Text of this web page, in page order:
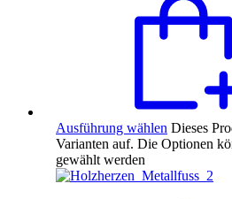
Ausführung wählen Dieses
Varianten auf. Die Optionen
gewählt werden